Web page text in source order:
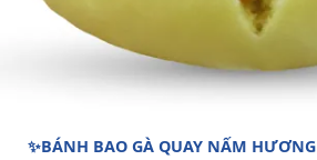
✨BÁNH BAO GÀ QUAY NẤM HƯƠNG